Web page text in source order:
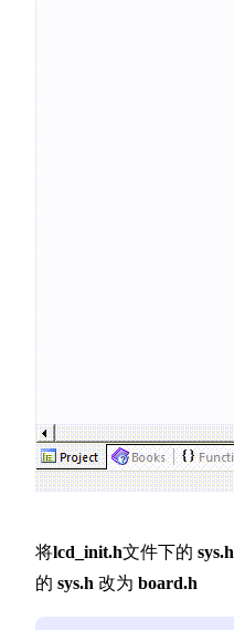
将lcd_init.h文件下的 sys.h
的 sys.h 改为 board.h